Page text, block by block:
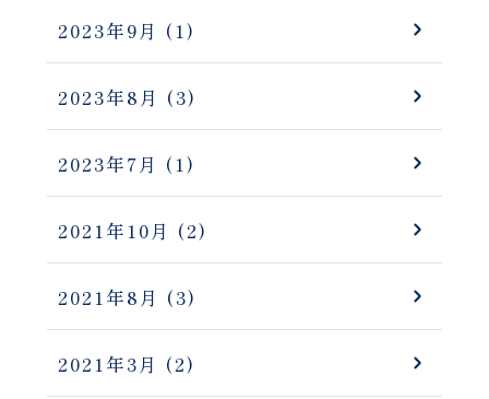
2023年9月 (1)
2023年8月 (3)
2023年7月 (1)
2021年10月 (2)
2021年8月 (3)
2021年3月 (2)